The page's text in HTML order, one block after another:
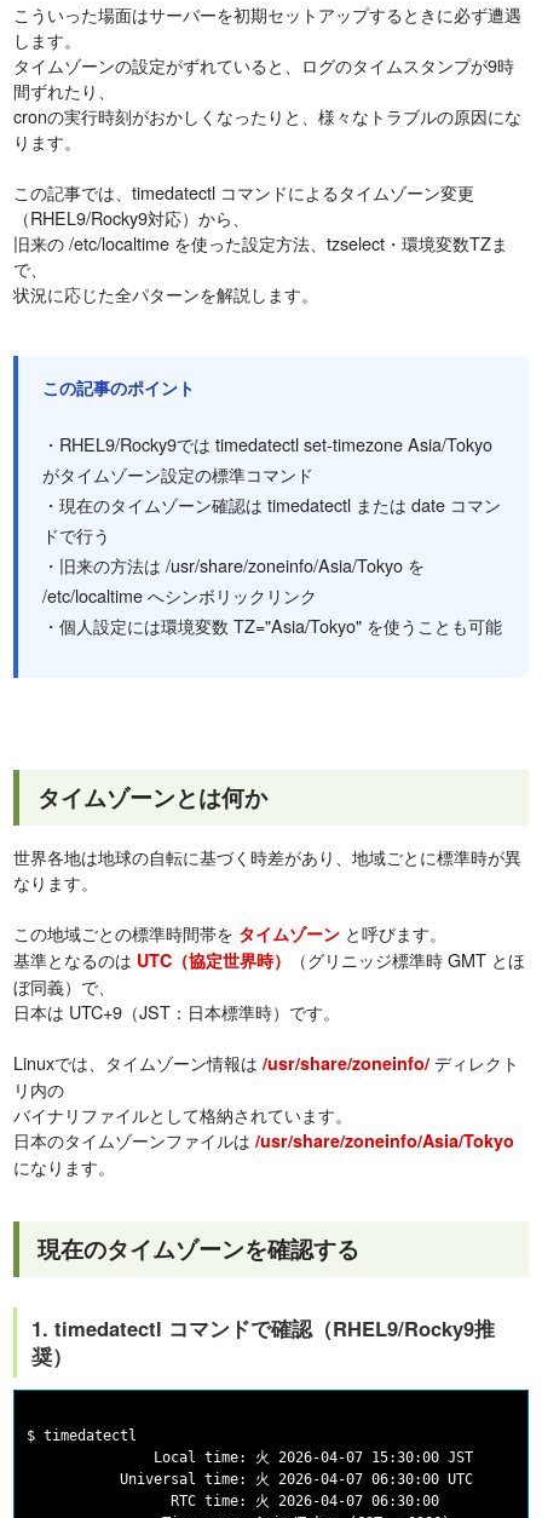
こういった場面はサーバーを初期セットアップするときに必ず遭遇
します。
タイムゾーンの設定がずれていると、ログのタイムスタンプが9時
間ずれたり、
cronの実行時刻がおかしくなったりと、様々なトラブルの原因にな
ります。
この記事では、timedatectl コマンドによるタイムゾーン変更
（RHEL9/Rocky9対応）から、
旧来の /etc/localtime を使った設定方法、tzselect・環境変数TZま
で、
状況に応じた全パターンを解説します。
この記事のポイント
・RHEL9/Rocky9では timedatectl set-timezone Asia/Tokyo
がタイムゾーン設定の標準コマンド
・現在のタイムゾーン確認は timedatectl または date コマン
ドで行う
・旧来の方法は /usr/share/zoneinfo/Asia/Tokyo を
/etc/localtime へシンボリックリンク
・個人設定には環境変数 TZ="Asia/Tokyo" を使うことも可能
タイムゾーンとは何か
世界各地は地球の自転に基づく時差があり、地域ごとに標準時が異
なります。
この地域ごとの標準時間帯を タイムゾーン と呼びます。
基準となるのは UTC（協定世界時）
（グリニッジ標準時 GMT とほ
ぼ同義）で、
日本は UTC+9（JST：日本標準時）です。
Linuxでは、タイムゾーン情報は/usr/share/zoneinfo/ ディレクト
リ内の
バイナリファイルとして格納されています。
日本のタイムゾーンファイルは/usr/share/zoneinfo/Asia/Tokyo
になります。
現在のタイムゾーンを確認する
1. timedatectl コマンドで確認（RHEL9/Rocky9推
奨）
$ timedatectl
               Local time: 火 2026-04-07 15:30:00 JST
           Universal time: 火 2026-04-07 06:30:00 UTC
                 RTC time: 火 2026-04-07 06:30:00